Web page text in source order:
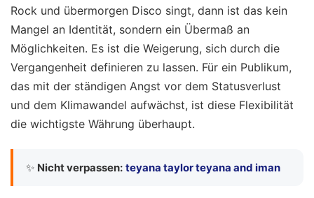
Rock und übermorgen Disco singt, dann ist das kein
Mangel an Identität, sondern ein Übermaß an
Möglichkeiten. Es ist die Weigerung, sich durch die
Vergangenheit definieren zu lassen. Für ein Publikum,
das mit der ständigen Angst vor dem Statusverlust
und dem Klimawandel aufwächst, ist diese Flexibilität
die wichtigste Währung überhaupt.
✨ Nicht verpassen: teyana taylor teyana and iman